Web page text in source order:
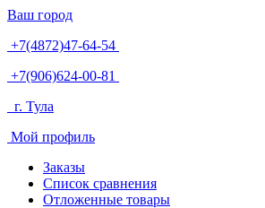
Ваш город
+7(4872)47-64-54
+7(906)624-00-81
г. Тула
Мой профиль
Заказы
Список сравнения
Отложенные товары